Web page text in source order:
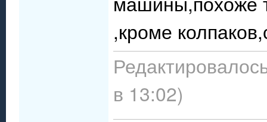
,кроме
в 13:02)